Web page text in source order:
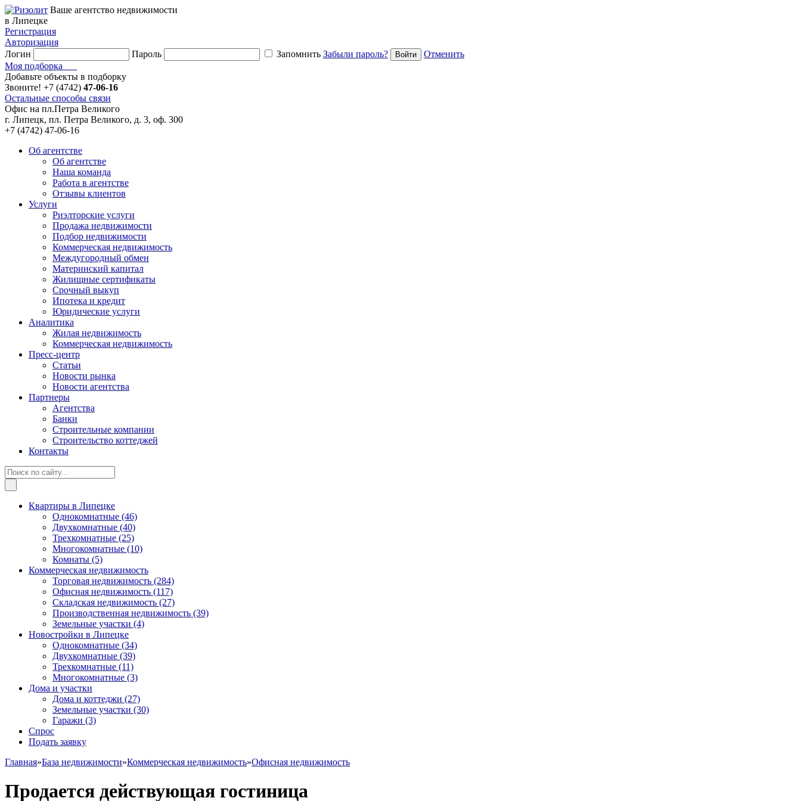
Ваше агентство недвижимости
в Липецке
Регистрация
Авторизация
Логин
Пароль Запомнить Забыли пароль?
Отменить
Моя подборка
Добавьте объекты в подборку
Звоните! +7 (4742) 47-06-16
Остальные способы связи
Офис на пл.Петра Великого
г. Липецк, пл. Петра Великого, д. 3, оф. 300
+7 (4742) 47-06-16
Об агентстве
Об агентстве
Наша команда
Работа в агентстве
Отзывы клиентов
Услуги
Риэлторские услуги
Продажа недвижимости
Подбор недвижимости
Коммерческая недвижимость
Междугородный обмен
Материнский капитал
Жилищные сертификаты
Срочный выкуп
Ипотека и кредит
Юридические услуги
Аналитика
Жилая недвижимость
Коммерческая недвижимость
Пресс-центр
Статьи
Новости рынка
Новости агентства
Партнеры
Агентства
Банки
Строительные компании
Строительство коттеджей
Контакты
Квартиры в Липецке
Однокомнатные (46)
Двухкомнатные (40)
Трехкомнатные (25)
Многокомнатные (10)
Комнаты (5)
Коммерческая недвижимость
Торговая недвижимость (284)
Офисная недвижимость (117)
Складская недвижимость (27)
Производственная недвижимость (39)
Земельные участки (4)
Новостройки в Липецке
Однокомнатные (34)
Двухкомнатные (39)
Трехкомнатные (11)
Многокомнатные (3)
Дома и участки
Дома и коттеджи (27)
Земельные участки (30)
Гаражи (3)
Спрос
Подать заявку
Главная»База недвижимости»Коммерческая недвижимость»Офисная недвижимость
Продается действующая гостиница